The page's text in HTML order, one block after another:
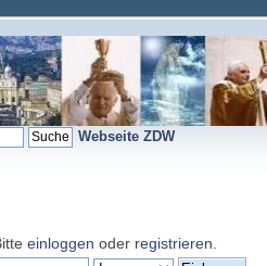
Webseite ZDW
einloggen oder registrieren